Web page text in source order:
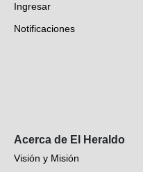
Deportes
Videos
Ingresar
Notificaciones
Acerca de El Heraldo
Visión y Misión